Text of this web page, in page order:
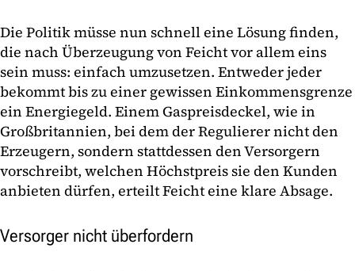
Die Politik müsse nun schnell eine Lösung finden,
die nach Überzeugung von Feicht vor allem eins
sein muss: einfach umzusetzen. Entweder jeder
bekommt bis zu einer gewissen Einkommensgrenze
ein Energiegeld. Einem Gaspreisdeckel, wie in
Großbritannien, bei dem der Regulierer nicht den
Erzeugern, sondern stattdessen den Versorgern
vorschreibt, welchen Höchstpreis sie den Kunden
anbieten dürfen, erteilt Feicht eine klare Absage.
Versorger nicht überfordern